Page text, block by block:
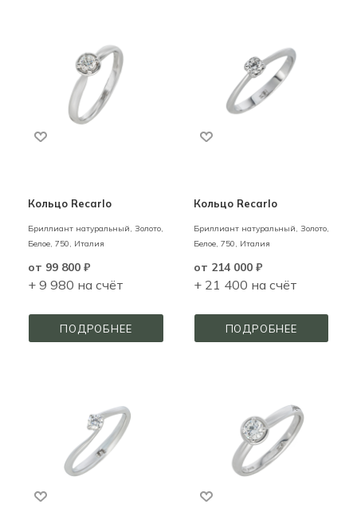
Кольцо Recarlo
Бриллиант натуральный, Золото,
Белое, 750, Италия
от 99 800 ₽
+ 9 980 на счёт
ПОДРОБНЕЕ
Кольцо Recarlo
Бриллиант натуральный, Золото,
Белое, 750, Италия
от 214 000 ₽
+ 21 400 на счёт
ПОДРОБНЕЕ